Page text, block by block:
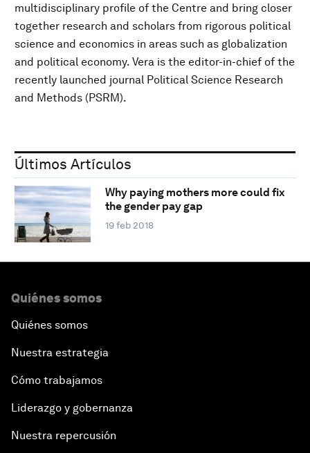
multidisciplinary profile of the Centre and bring closer
together research and scholars from rigorous political
science and economics in areas such as globalization
and political economy. Vera is the editor-in-chief of the
recently launched journal Political Science Research
and Methods (PSRM).
Últimos Artículos
Why paying mothers more could fix
the gender pay gap
19 feb 2018
Quiénes somos
Quiénes somos
Nuestra estrategia
Cómo trabajamos
Liderazgo y gobernanza
Nuestra repercusión